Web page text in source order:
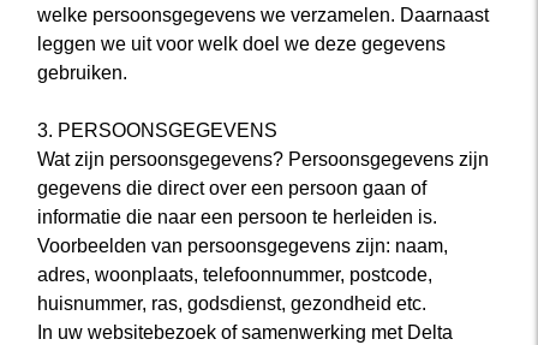
welke persoonsgegevens we verzamelen. Daarnaast
leggen we uit voor welk doel we deze gegevens
gebruiken.
3. PERSOONSGEGEVENS
Wat zijn persoonsgegevens? Persoonsgegevens zijn
gegevens die direct over een persoon gaan of
informatie die naar een persoon te herleiden is.
Voorbeelden van persoonsgegevens zijn: naam,
adres, woonplaats, telefoonnummer, postcode,
huisnummer, ras, godsdienst, gezondheid etc.
In uw websitebezoek of samenwerking met Delta